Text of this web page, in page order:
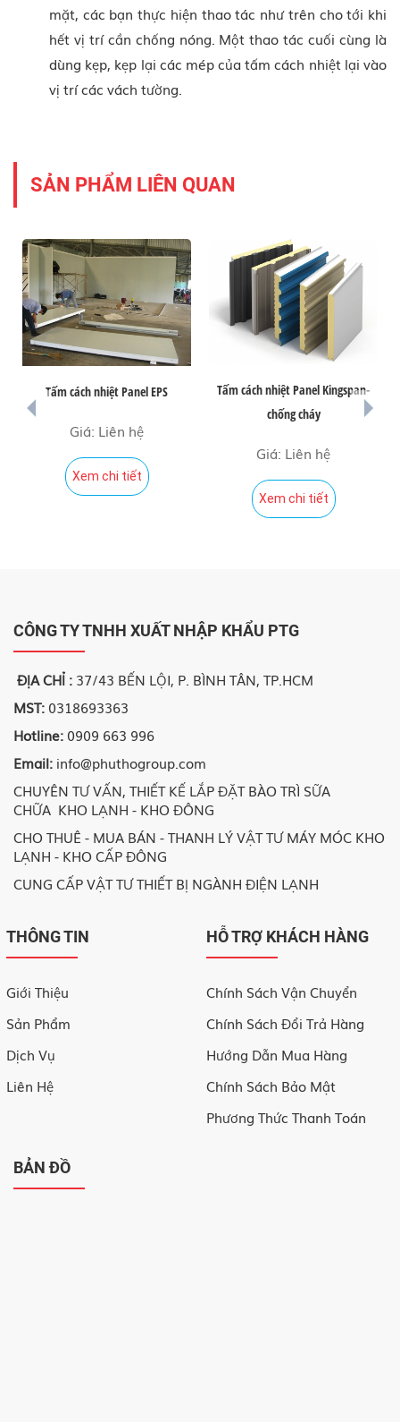
mặt, các bạn thực hiện thao tác như trên cho tới khi
hết vị trí cần chống nóng. Một thao tác cuối cùng là
dùng kẹp, kẹp lại các mép của tấm cách nhiệt lại vào
vị trí các vách tường.
SẢN PHẨM LIÊN QUAN
Tấm cách nhiệt Panel EPS
Giá: Liên hệ
Xem chi tiết
Tấm cách nhiệt Panel Kingspan-
chống cháy
Giá: Liên hệ
Xem chi tiết
prev next
CÔNG TY TNHH XUẤT NHẬP KHẨU PTG
ĐỊA CHỈ : 37/43 BẾN LỘI, P. BÌNH TÂN, TP.HCM
MST: 0318693363
Hotline: 0909 663 996
Email: info@phuthogroup.com
CHUYÊN TƯ VẤN, THIẾT KẾ LẮP ĐẶT BÀO TRÌ SỮA
CHỮA KHO LẠNH - KHO ĐÔNG
CHO THUÊ - MUA BÁN - THANH LÝ VẬT TƯ MÁY MÓC KHO
LẠNH - KHO CẤP ĐÔNG
CUNG CẤP VẬT TƯ THIẾT BỊ NGÀNH ĐIỆN LẠNH
THÔNG TIN
Giới Thiệu
Sản Phẩm
Dịch Vụ
Liên Hệ
HỖ TRỢ KHÁCH HÀNG
Chính Sách Vận Chuyển
Chính Sách Đổi Trả Hàng
Hướng Dẫn Mua Hàng
Chính Sách Bảo Mật
Phương Thức Thanh Toán
BẢN ĐỒ